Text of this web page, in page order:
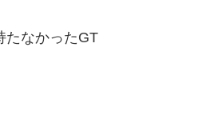
たなかったGT